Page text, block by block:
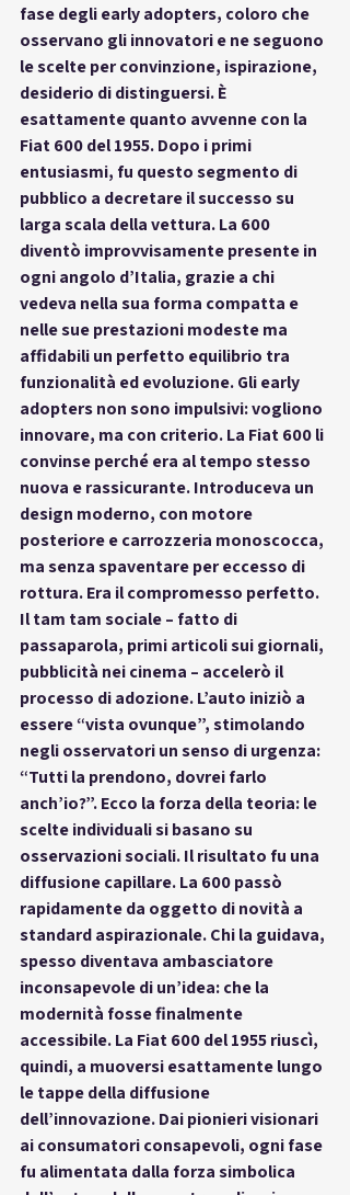
fase degli early adopters, coloro che
osservano gli innovatori e ne seguono
le scelte per convinzione, ispirazione,
desiderio di distinguersi. È
esattamente quanto avvenne con la
Fiat 600 del 1955. Dopo i primi
entusiasmi, fu questo segmento di
pubblico a decretare il successo su
larga scala della vettura. La 600
diventò improvvisamente presente in
ogni angolo d’Italia, grazie a chi
vedeva nella sua forma compatta e
nelle sue prestazioni modeste ma
affidabili un perfetto equilibrio tra
funzionalità ed evoluzione. Gli early
adopters non sono impulsivi: vogliono
innovare, ma con criterio. La Fiat 600 li
convinse perché era al tempo stesso
nuova e rassicurante. Introduceva un
design moderno, con motore
posteriore e carrozzeria monoscocca,
ma senza spaventare per eccesso di
rottura. Era il compromesso perfetto.
Il tam tam sociale – fatto di
passaparola, primi articoli sui giornali,
pubblicità nei cinema – accelerò il
processo di adozione. L’auto iniziò a
essere “vista ovunque”, stimolando
negli osservatori un senso di urgenza:
“Tutti la prendono, dovrei farlo
anch’io?”. Ecco la forza della teoria: le
scelte individuali si basano su
osservazioni sociali. Il risultato fu una
diffusione capillare. La 600 passò
rapidamente da oggetto di novità a
standard aspirazionale. Chi la guidava,
spesso diventava ambasciatore
inconsapevole di un’idea: che la
modernità fosse finalmente
accessibile. La Fiat 600 del 1955 riuscì,
quindi, a muoversi esattamente lungo
le tappe della diffusione
dell’innovazione. Dai pionieri visionari
ai consumatori consapevoli, ogni fase
fu alimentata dalla forza simbolica